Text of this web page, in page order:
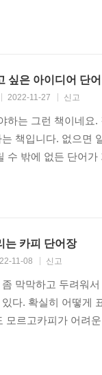
싶은 아이디어 단
2022-11-27 신고
하는 그런 책이네
책입니다. 없으면
수 밖에 없든 단어
는 카피 단어장
11-08 신고
막막하고 두려워
다. 확실히 어떻게
모르고카피가 어려